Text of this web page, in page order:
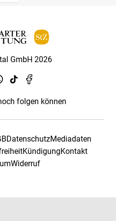
GmbH 2026
folgen können
DatenschutzMediadaten
KündigungKontakt
Widerruf